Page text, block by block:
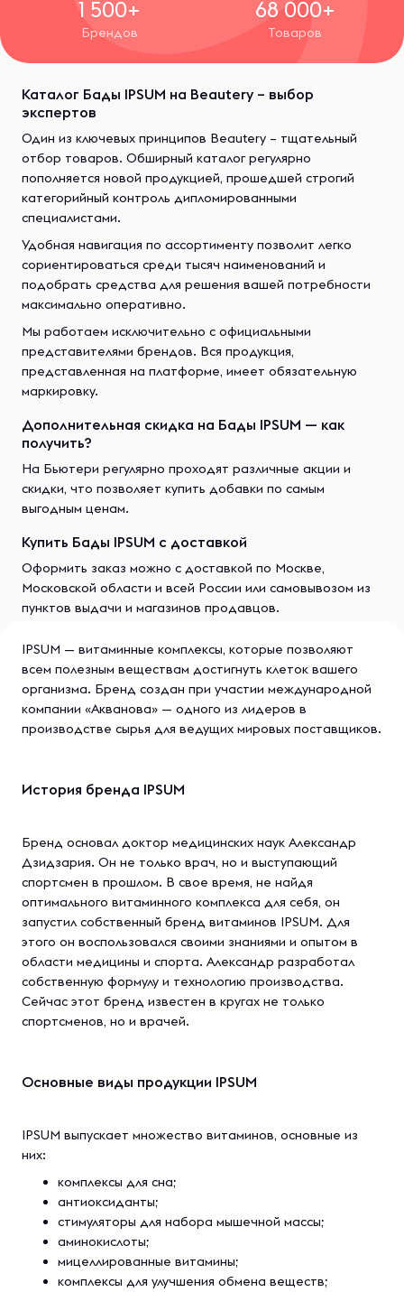
1 500+
Брендов
68 000+
Товаров
Каталог Бады IPSUM на Beautery – выбор
экспертов
Один из ключевых принципов Beautery – тщательный
отбор товаров. Обширный каталог регулярно
пополняется новой продукцией, прошедшей строгий
категорийный контроль дипломированными
специалистами.
Удобная навигация по ассортименту позволит легко
сориентироваться среди тысяч наименований и
подобрать средства для решения вашей потребности
максимально оперативно.
Мы работаем исключительно с официальными
представителями брендов. Вся продукция,
представленная на платформе, имеет обязательную
маркировку.
Дополнительная скидка на Бады IPSUM — как
получить?
На Бьютери регулярно проходят различные акции и
скидки, что позволяет купить добавки по самым
выгодным ценам.
Купить Бады IPSUM с доставкой
Оформить заказ можно с доставкой по Москве,
Московской области и всей России или самовывозом из
пунктов выдачи и магазинов продавцов.
IPSUM — витаминные комплексы, которые позволяют
всем полезным веществам достигнуть клеток вашего
организма. Бренд создан при участии международной
компании «Акванова» — одного из лидеров в
производстве сырья для ведущих мировых поставщиков.
История бренда IPSUM
Бренд основал доктор медицинских наук Александр
Дзидзария. Он не только врач, но и выступающий
спортсмен в прошлом. В свое время, не найдя
оптимального витаминного комплекса для себя, он
запустил собственный бренд витаминов IPSUM. Для
этого он воспользовался своими знаниями и опытом в
области медицины и спорта. Александр разработал
собственную формулу и технологию производства.
Сейчас этот бренд известен в кругах не только
спортсменов, но и врачей.
Основные виды продукции IPSUM
IPSUM выпускает множество витаминов, основные из
них:
комплексы для сна;
антиоксиданты;
стимуляторы для набора мышечной массы;
аминокислоты;
мицеллированные витамины;
комплексы для улучшения обмена веществ;